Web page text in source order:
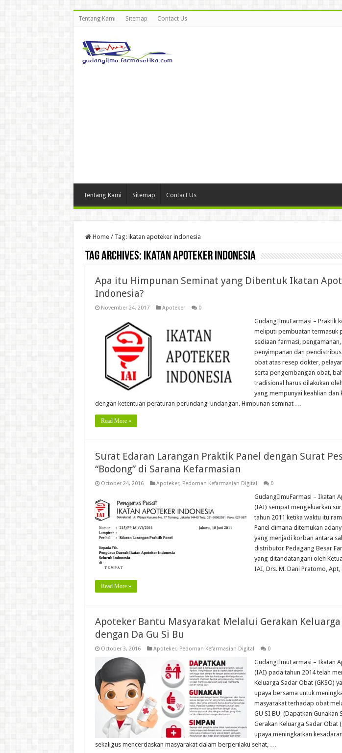
Tentang Kami Sitemap Contact Us
Tentang Kami Sitemap Contact Us
Home / Tag: ikatan apoteker indonesia
Tag Archives: ikatan apoteker indonesia
Apa itu Himpunan Seminat yang Dibentuk Ikatan
Indonesia?
November 24, 2017 Apoteker 0
GudangIlmuFarmasi – Praktik
meliputi pembuatan termasuk
sediaan farmasi,
penyimpanan dan
obat atas resep dokter,
serta pengembangan obat,
tradisional harus dilakukan
yang mempunyai keahlian dan
dengan ketentuan peraturan perundang-undangan. Himpunan seminat …
Read More »
Surat Edaran Larangan Praktik Panel dengan Surat
“Bodong” di Sarana Kefarmasian
October 24, 2016 Apoteker, Pedoman Kefarmasian Digital 0
GudangIlmuFarmasi – Ikatan
(IAI) sempat mengeluarkan
tahun 2011 ketika waktu itu
Panel dimana ditemukan
yang menjadi korban antara
distributor Pedagang Besar
yang ditandatangani oleh
IAI, Drs. M. Dani Pratomo,
Read More »
Apoteker Bantu Masyarakat Melalui Gerakan Keluarga
dengan Da Gu Si Bu
October 3, 2016 Apoteker, Pedoman Kefarmasian Digital 0
GudangIlmuFarmasi – Ikatan
(IAI) pada tahun 2014 telah
Keluarga Sadar Obat (GKSO)
upaya bersama untuk
masyarakat terhadap obat
GU SI BU (Dapatkan Gunakan
Gerakan Keluarga Sadar Obat
upaya meningkatkan
sekaligus mencerdaskan masyarakat dalam berperilaku sehat, …